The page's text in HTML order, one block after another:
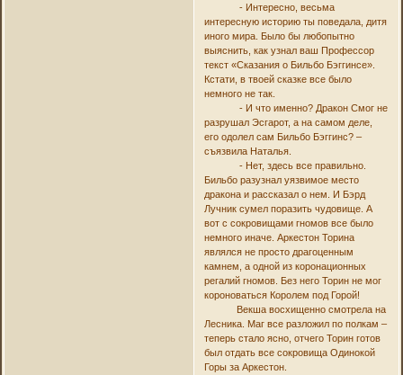
- Интересно, весьма
интересную историю ты поведала, дитя
иного мира. Было бы любопытно
выяснить, как узнал ваш Профессор
текст «Сказания о Бильбо Бэггинсе».
Кстати, в твоей сказке все было
немного не так.
- И что именно? Дракон Смог не
разрушал Эсгарот, а на самом деле,
его одолел сам Бильбо Бэггинс? –
съязвила Наталья.
- Нет, здесь все правильно.
Бильбо разузнал уязвимое место
дракона и рассказал о нем. И Бэрд
Лучник сумел поразить чудовище. А
вот с сокровищами гномов все было
немного иначе. Аркестон Торина
являлся не просто драгоценным
камнем, а одной из коронационных
регалий гномов. Без него Торин не мог
короноваться Королем под Горой!
Векша восхищенно смотрела на
Лесника. Маг все разложил по полкам –
теперь стало ясно, отчего Торин готов
был отдать все сокровища Одинокой
Горы за Аркестон.